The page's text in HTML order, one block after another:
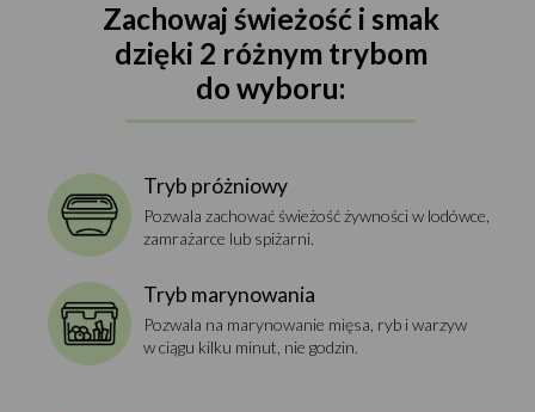
Zachowaj świeżość i smak
dzięki 2 różnym trybom
do wyboru:
Tryb próżniowy
Pozwala zachować świeżość żywności w lodówce,
zamrażarce lub spiżarni.
Tryb marynowania
Pozwala na marynowanie mięsa, ryb i warzyw
w ciągu kilku minut, nie godzin.